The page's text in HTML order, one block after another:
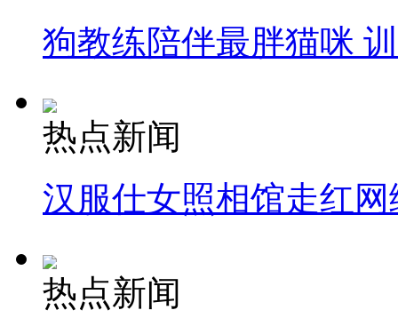
狗教练陪伴最胖猫咪
热点新闻
汉服仕女照相馆走红网
热点新闻